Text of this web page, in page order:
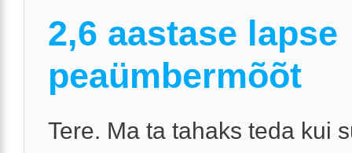
2,6 aastase lapse
peaümbermõõt
Tere. Ma ta tahaks teda kui